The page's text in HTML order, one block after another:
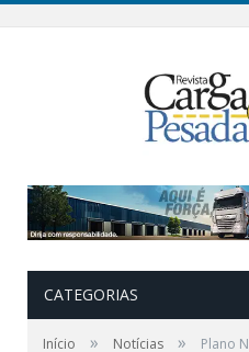
CATEGORIAS
Início » Notícias »
Plano